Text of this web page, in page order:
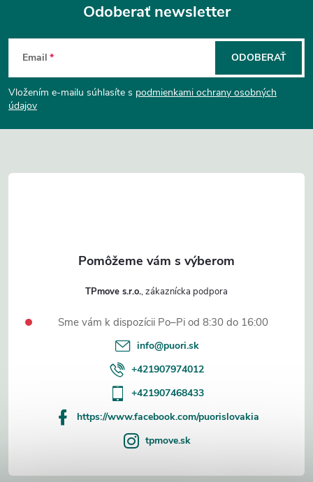
Z
á
p
t
Odoberať newsletter
Email
Vložením e-mailu súhlasíte s podmienkami ochrany osobných
údajov
ODOBERAŤ
TPmove s.r.o.
Sme vám k dispozícii Po–Pi od 8:30 do 16:00
info@puori.sk
+421907974012
+421907468433
https://www.facebook.com/puorislovakia
tpmove.sk